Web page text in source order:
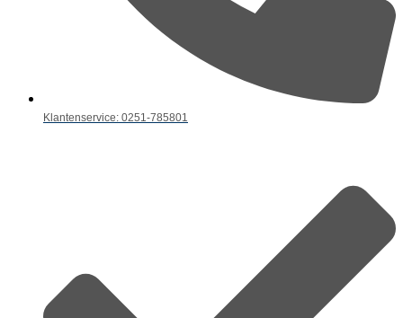
Klantenservice: 0251-785801